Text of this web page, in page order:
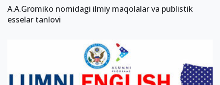
A.A.Gromiko nomidagi ilmiy maqolalar va publistik
esselar tanlovi